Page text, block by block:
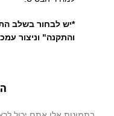
*יש לבחור בשלב
והתקנה" וניצור